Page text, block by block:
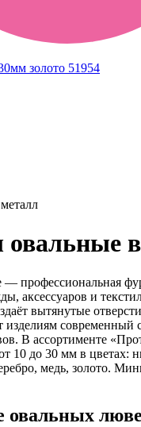
золото 51954
профессиональная
аксессуаров и
вытянутые
изделиям современный
В ассортименте
10 до 30 мм в цветах:
медь, золото.
овальных